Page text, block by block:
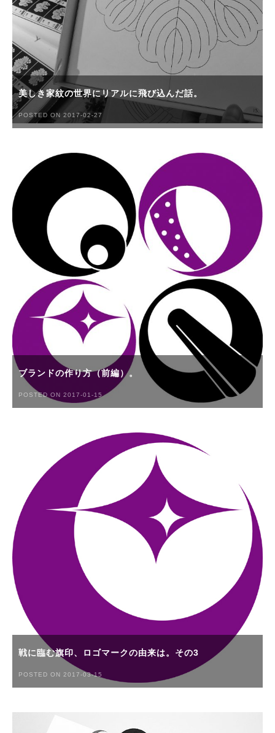
美しき家紋の世界にリアルに飛び込んだ話。
POSTED ON 2017-02-27
ブランドの作り方（前編）。
POSTED ON 2017-01-15
戦に臨む旗印、ロゴマークの由来は。その3
POSTED ON 2017-03-15